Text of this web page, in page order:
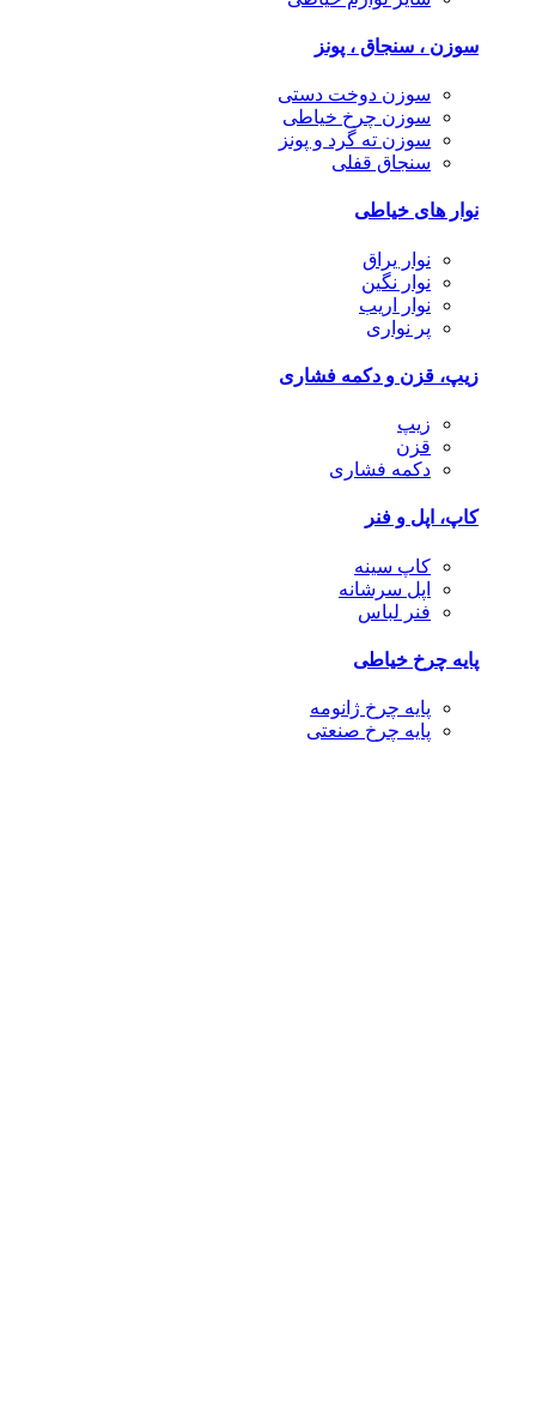
سوزن ، سنجاق ، پونز
سوزن دوخت دستی
سوزن چرخ خیاطی
سوزن ته گرد و پونز
سنجاق قفلی
نوار های خیاطی
نوار یراق
نوار نگین
نوار اریب
پر نواری
زیپ، قزن و دکمه فشاری
زیپ
قزن
دکمه فشاری
کاپ، اپل و فنر
کاپ سینه
اپل سرشانه
فنر لباس
پایه چرخ خیاطی
پایه چرخ ژانومه
پایه چرخ صنعتی